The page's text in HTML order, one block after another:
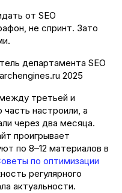
от SEO
не спринт. Зато
департамента SEO
2025
третьей и
настроили, а
через два месяца.
проигрывает
по 8–12 материалов в
по оптимизации
регулярного
актуальности.